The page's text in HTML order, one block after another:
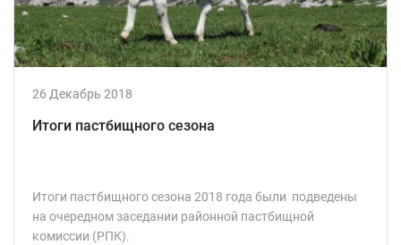
26 Декабрь 2018
Итоги пастбищного сезона
Итоги пастбищного сезона 2018 года были подведены
на очередном заседании районной пастбищной
комиссии (РПК).